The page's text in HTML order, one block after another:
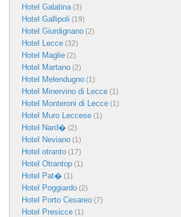
Hotel Galatina(3)
Hotel Gallipoli (19)
Hotel Giurdignano (2)
Hotel Lecce (32)
Hotel Maglie (2)
Hotel Martano (2)
Hotel Melendugno (1)
Hotel Minervino di Lecce (1)
Hotel Monteroni di Lecce (1)
Hotel Muro Leccese (1)
Hotel Nard� (2)
Hotel Neviano (1)
Hotel otranto (17)
Hotel Otrantop (1)
Hotel Pat� (1)
Hotel Poggiardo (2)
Hotel Porto Cesareo (7)
Hotel Presicce (1)